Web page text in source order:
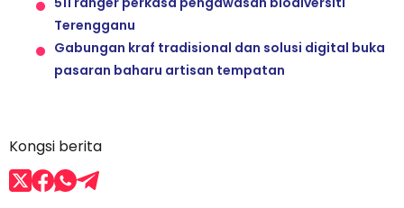
Terengganu
Gabungan kraf tradisional dan solusi digital buka
pasaran baharu artisan tempatan
Kongsi berita